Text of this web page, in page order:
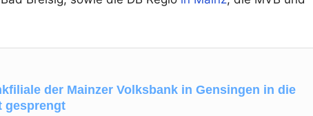
der Mainzer Volksbank in Gensingen in die
gesprengt